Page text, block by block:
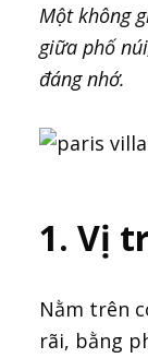
Một không
giữa phố
đáng nhớ.
1. Vị
Nằm trên
rãi, bằng